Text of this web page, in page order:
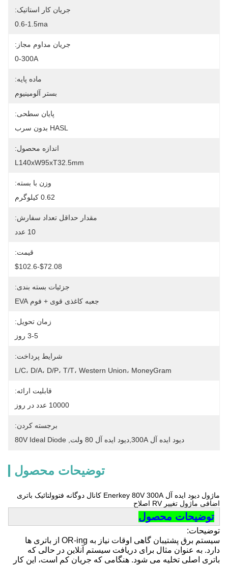
جریان کار استاتیک:
0.6-1.5ma
جریان مداوم مجاز:
0-300A
ماده پایه:
بستر آلومینیوم
پایان سطحی:
HASL بدون سرب
اندازه محصول:
L140xW95xT32.5mm
وزن با بسته:
0.62 کیلوگرم
مقدار حداقل تعداد سفارش:
10 عدد
قیمت:
$72.08-$102.6
جزئیات بسته بندی:
جعبه کاغذی قوی + فوم EVA
زمان تحویل:
3-5 روز
شرایط پرداخت:
L/C، D/A، D/P، T/T، Western Union، MoneyGram
قابلیت ارائه:
10000 عدد در روز
برجسته کردن:
دیود ایده آل 300A,دیود ایده آل 80 ولت
80V Ideal Diode
توضیحات محصول
ماژول دیود ایده آل Enerkey 80V 300A کانال دوگانه فتوولتائیک باتری
اضافی ماژول تغییر RV اصلاح
توضیحات محصول
توضیحات:
سیستم برق پشتیبان گاهی اوقات نیاز به OR-ing از باتری ها
دارد. به عنوان مثال برای دریافت سیستم آنلاین در حالی که
باتری اصلی تخلیه می شود. هنگامی که جریان کم است، این کار